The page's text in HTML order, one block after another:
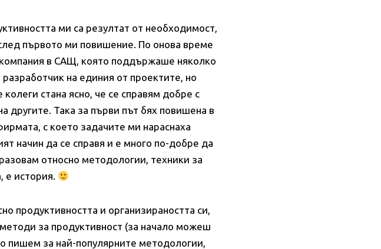
ми са резултат от необходимост,
първото ми повишение. По онова време
в САЩ, която поддържаше няколко
на единия от проектите, но
стана ясно, че се справям добре с
другите. Така за първи път бях повишена в
с което задачите ми нараснаха
начин да се справя и е много по-добре да
относно методологии, техники за
е история.
продуктивността и организираността си,
за продуктивност (за начало можеш
пишем за най-популярните методологии,